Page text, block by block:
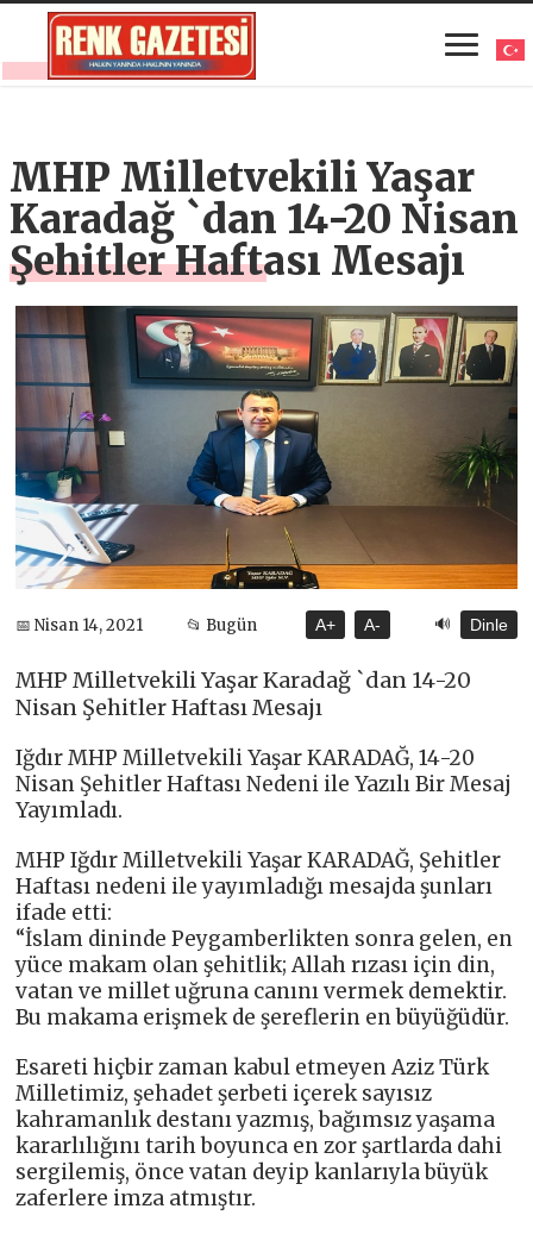
MHP Milletvekili Yaşar
Karadağ `dan 14-20 Nisan
Şehitler Haftası Mesajı
📅 Nisan 14, 2021 📂 Bugün A+ A- 🔊 Dinle
MHP Milletvekili Yaşar Karadağ `dan 14-20
Nisan Şehitler Haftası Mesajı
Iğdır MHP Milletvekili Yaşar KARADAĞ, 14-20
Nisan Şehitler Haftası Nedeni ile Yazılı Bir Mesaj
Yayımladı.
MHP Iğdır Milletvekili Yaşar KARADAĞ, Şehitler
Haftası nedeni ile yayımladığı mesajda şunları
ifade etti:
“İslam dininde Peygamberlikten sonra gelen, en
yüce makam olan şehitlik; Allah rızası için din,
vatan ve millet uğruna canını vermek demektir.
Bu makama erişmek de şereflerin en büyüğüdür.
Esareti hiçbir zaman kabul etmeyen Aziz Türk
Milletimiz, şehadet şerbeti içerek sayısız
kahramanlık destanı yazmış, bağımsız yaşama
kararlılığını tarih boyunca en zor şartlarda dahi
sergilemiş, önce vatan deyip kanlarıyla büyük
zaferlere imza atmıştır.